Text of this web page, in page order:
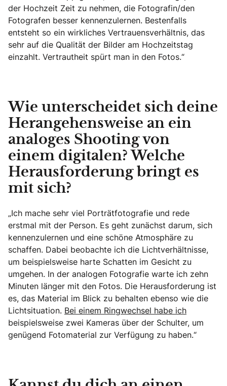
der Hochzeit Zeit zu nehmen, die Fotografin/den
Fotografen besser kennenzulernen. Bestenfalls
entsteht so ein wirkliches Vertrauensverhältnis, das
sehr auf die Qualität der Bilder am Hochzeitstag
einzahlt. Vertrautheit spürt man in den Fotos.“
Wie unterscheidet sich deine
Herangehensweise an ein
analoges Shooting von
einem digitalen? Welche
Herausforderung bringt es
mit sich?
„Ich mache sehr viel Porträtfotografie und rede
erstmal mit der Person. Es geht zunächst darum, sich
kennenzulernen und eine schöne Atmosphäre zu
schaffen. Dabei beobachte ich die Lichtverhältnisse,
um beispielsweise harte Schatten im Gesicht zu
umgehen. In der analogen Fotografie warte ich zehn
Minuten länger mit den Fotos. Die Herausforderung ist
es, das Material im Blick zu behalten ebenso wie die
Lichtsituation. Bei einem Ringwechsel habe ich
beispielsweise zwei Kameras über der Schulter, um
genügend Fotomaterial zur Verfügung zu haben.“